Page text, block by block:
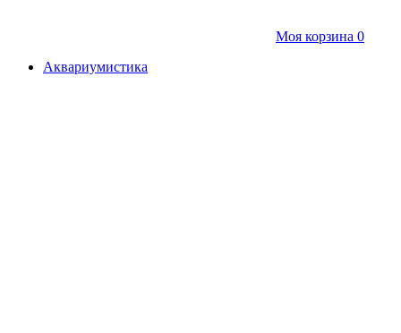
Моя корзина 0
Аквариумистика